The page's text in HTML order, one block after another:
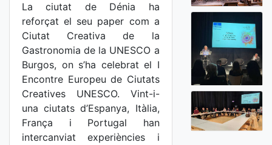
La ciutat de Dénia ha
reforçat el seu paper com a
Ciutat Creativa de la
Gastronomia de la UNESCO a
Burgos, on s’ha celebrat el I
Encontre Europeu de Ciutats
Creatives UNESCO. Vint-i-
una ciutats d’Espanya, Itàlia,
França i Portugal han
intercanviat experiències i